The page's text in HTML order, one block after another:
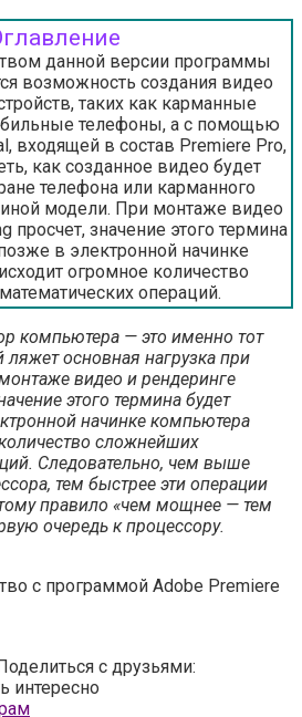
данной версии программы
возможность создания видео
таких как карманные
телефоны, а с помощью
входящей в состав Premiere Pro,
как созданное видео будет
телефона или карманного
модели. При монтаже видео
просчет, значение этого термина
в электронной начинке
огромное количество
операций.
компьютера — это именно тот
основная нагрузка при
видео и рендеринге
этого термина будет
начинке компьютера
сложнейших
Следовательно, чем выше
тем быстрее эти операции
правило «чем мощнее — тем
очередь к процессору.
с программой Adobe Premiere
с друзьями:
интересно